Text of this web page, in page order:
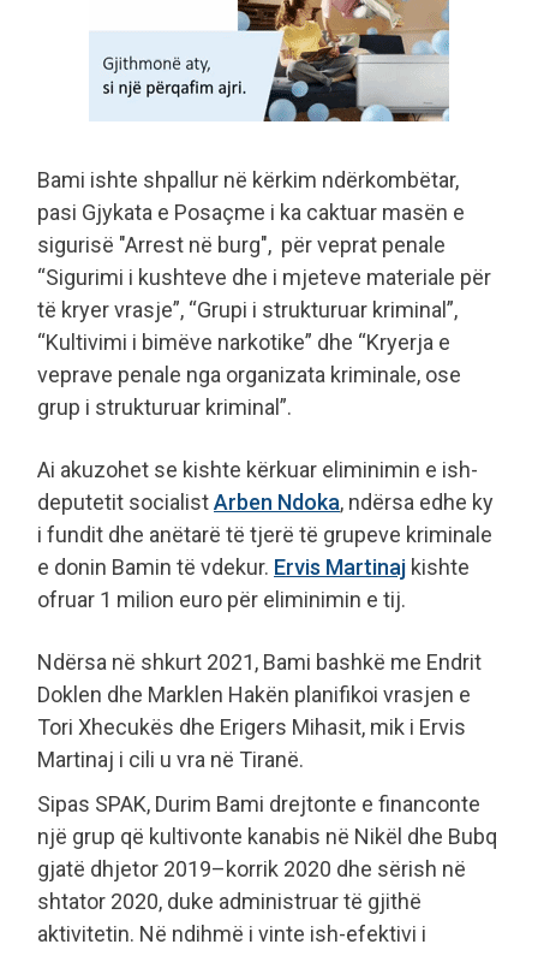
Bami ishte shpallur në kërkim ndërkombëtar,
pasi Gjykata e Posaçme i ka caktuar masën e
sigurisë "Arrest në burg", për veprat penale
“Sigurimi i kushteve dhe i mjeteve materiale për
të kryer vrasje”, “Grupi i strukturuar kriminal”,
“Kultivimi i bimëve narkotike” dhe “Kryerja e
veprave penale nga organizata kriminale, ose
grup i strukturuar kriminal”.
Ai akuzohet se kishte kërkuar eliminimin e ish-
deputetit socialistArben Ndoka, ndërsa edhe ky
i fundit dhe anëtarë të tjerë të grupeve kriminale
e donin Bamin të vdekur. Ervis Martinaj kishte
ofruar 1 milion euro për eliminimin e tij.
Ndërsa në shkurt 2021, Bami bashkë me Endrit
Doklen dhe Marklen Hakën planifikoi vrasjen e
Tori Xhecukës dhe Erigers Mihasit, mik i Ervis
Martinaj i cili u vra në Tiranë.
Sipas SPAK, Durim Bami drejtonte e financonte
një grup që kultivonte kanabis në Nikël dhe Bubq
gjatë dhjetor 2019–korrik 2020 dhe sërish në
shtator 2020, duke administruar të gjithë
aktivitetin. Në ndihmë i vinte ish-efektivi i